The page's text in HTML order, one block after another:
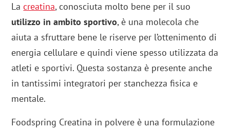
La creatina, conosciuta molto bene per il suo
utilizzo in ambito sportivo, è una molecola che
aiuta a sfruttare bene le riserve per l’ottenimento di
energia cellulare e quindi viene spesso utilizzata da
atleti e sportivi. Questa sostanza è presente anche
in tantissimi integratori per stanchezza fisica e
mentale.
Foodspring Creatina in polvere è una formulazione